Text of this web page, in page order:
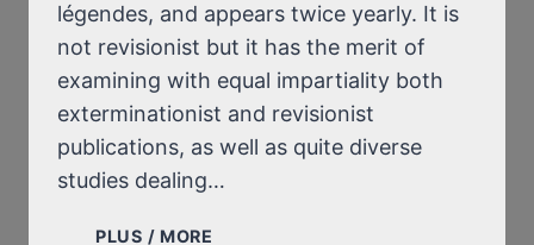
légendes, and appears twice yearly. It is
not revisionist but it has the merit of
examining with equal impartiality both
exterminationist and revisionist
publications, as well as quite diverse
studies dealing…
PLUS / MORE